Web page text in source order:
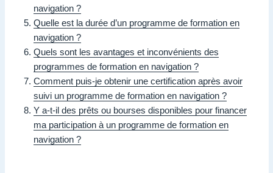
navigation ?
Quelle est la durée d’un programme de formation en
navigation ?
Quels sont les avantages et inconvénients des
programmes de formation en navigation ?
Comment puis-je obtenir une certification après avoir
suivi un programme de formation en navigation ?
Y a-t-il des prêts ou bourses disponibles pour financer
ma participation à un programme de formation en
navigation ?